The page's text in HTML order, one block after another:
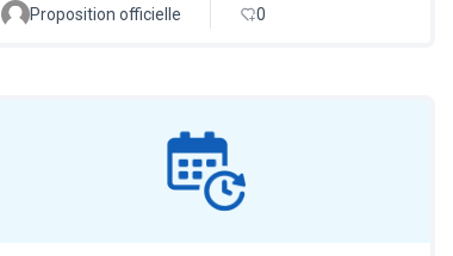
Proposition officielle 0